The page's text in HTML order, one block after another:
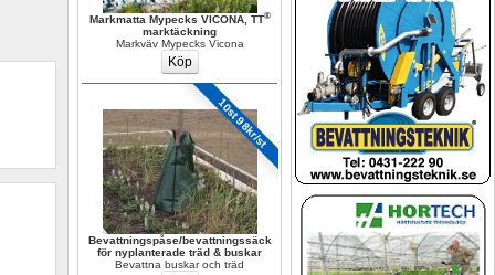
Markmatta Mypecks VICONA, TT®
marktäckning
Markväv Mypecks Vicona
10st 98kr/st
Bevattningspåse/bevattningssäck
för nyplanterade träd & buskar
Bevattna buskar och träd